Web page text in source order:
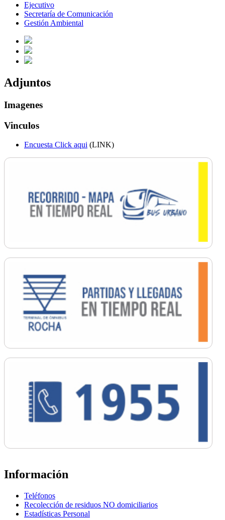
Ejecutivo
Secretaría de Comunicación
Gestión Ambiental
Adjuntos
Imagenes
Vinculos
Encuesta Click aqui (LINK)
Información
Teléfonos
Recolección de residuos NO domiciliarios
Estadísticas Personal